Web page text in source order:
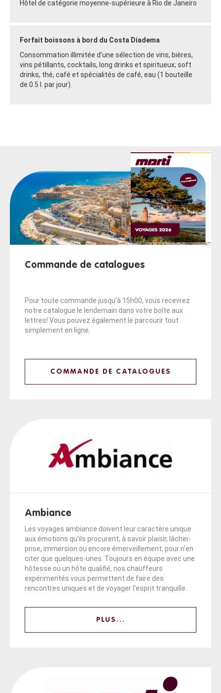
Hôtel de catégorie moyenne-supérieure à Rio de Janeiro
Forfait boissons à bord du Costa Diadema
Consommation illimitée d’une sélection de vins, bières,
vins pétillants, cocktails, long drinks et spiritueux; soft
drinks, thé, café et spécialités de café, eau (1 bouteille
de 0.5 l. par jour).
Commande de catalogues
Pour toute commande jusqu'à 15h00, vous recevrez
notre catalogue le lendemain dans votre boîte aux
lettres! Vous pouvez également le parcourir tout
simplement en ligne.
COMMANDE DE CATALOGUES
Ambiance
Les voyages ambiance doivent leur caractère unique
aux émotions qu’ils procurent, à savoir plaisir, lâcher-
prise, immersion ou encore émerveillement, pour n’en
citer que quelques-unes. Toujours en équipe avec une
hôtesse ou un hôte qualifié, nos chauffeurs
expérimentés vous permettent de faire des
rencontres uniques et de voyager l’esprit tranquille.
PLUS...